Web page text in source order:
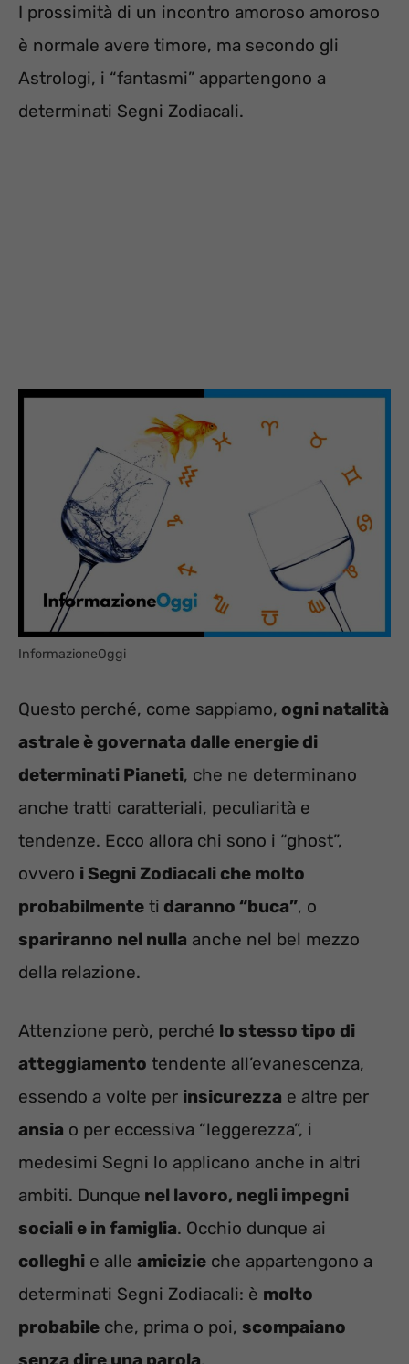
I prossimità di un incontro amoroso amoroso
è normale avere timore, ma secondo gli
Astrologi, i “fantasmi” appartengono a
determinati Segni Zodiacali.
InformazioneOggi
Questo perché, come sappiamo, ogni natalità
astrale è governata dalle energie di
determinati Pianeti, che ne determinano
anche tratti caratteriali, peculiarità e
tendenze. Ecco allora chi sono i “ghost”,
ovvero i Segni Zodiacali che molto
probabilmente ti daranno “buca”, o
spariranno nel nulla anche nel bel mezzo
della relazione.
Attenzione però, perché lo stesso tipo di
atteggiamento tendente all’evanescenza,
essendo a volte per insicurezza e altre per
ansia o per eccessiva “leggerezza”, i
medesimi Segni lo applicano anche in altri
ambiti. Dunque nel lavoro, negli impegni
sociali e in famiglia. Occhio dunque ai
colleghi e alle amicizie che appartengono a
determinati Segni Zodiacali: è molto
probabile che, prima o poi, scompaiano